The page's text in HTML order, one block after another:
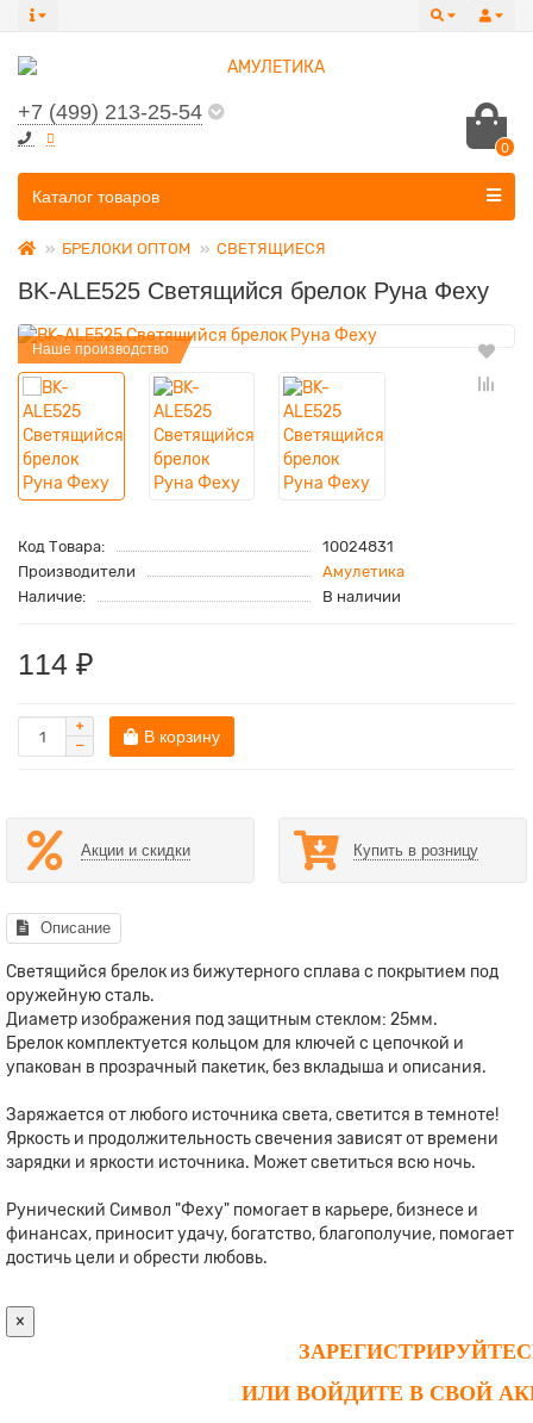
+7 (499) 213-25-54
0
Все категории
Каталог товаров
БРЕЛОКИ ОПТОМ СВЕТЯЩИЕСЯ
BK-ALE525 Светящийся брелок Руна Феху
Наше производство
Код Товара:
10024831
Производители
Амулетика
Наличие:
В наличии
114 ₽
В корзину
Акции и скидки Купить в розницу
Описание
Светящийся брелок из бижутерного сплава с покрытием под
оружейную сталь.
Диаметр изображения под защитным стеклом: 25мм.
Брелок комплектуется кольцом для ключей с цепочкой и
упакован в прозрачный пакетик, без вкладыша и описания.
Заряжается от любого источника света, светится в темноте!
Яркость и продолжительность свечения зависят от времени
зарядки и яркости источника. Может светиться всю ночь.
Рунический Символ "Феху" помогает в карьере, бизнесе и
финансах, приносит удачу, богатство, благополучие, помогает
достичь цели и обрести любовь.
×
ИЛИ ВОЙДИТЕ В СВОЙ